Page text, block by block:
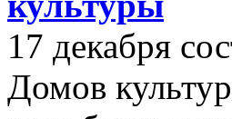
17 декабря
Домов